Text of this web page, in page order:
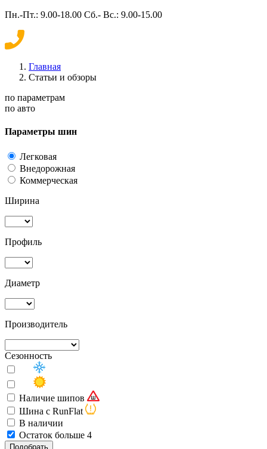
Пн.-Пт.: 9.00-18.00 Сб.- Вс.: 9.00-15.00
Главная
Статьи и обзоры
по параметрам
по авто
Параметры шин
Легковая
Внедорожная
Коммерческая
Ширина
Профиль
Диаметр
Производитель
Сезонность
Наличие шипов
Шина с RunFlat
В наличии
Остаток больше 4
Подобрать